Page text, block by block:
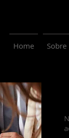
Home Sobre